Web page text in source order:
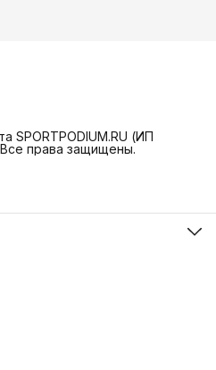
(ИП
права защищены.